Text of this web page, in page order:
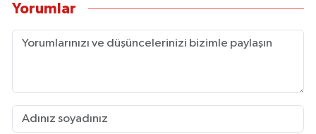
Yorumlar